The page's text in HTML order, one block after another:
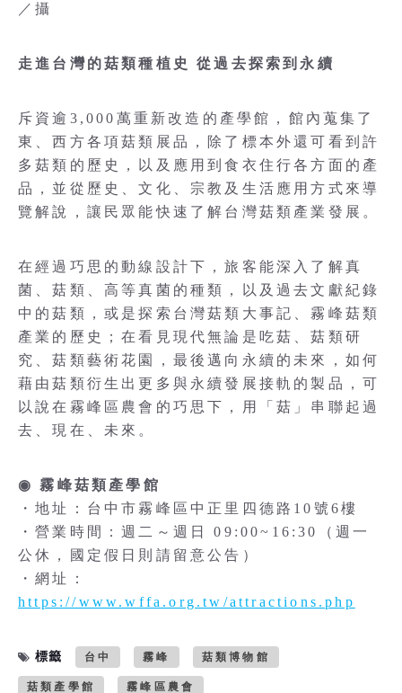
／攝
走進台灣的菇類種植史 從過去探索到永續
斥資逾3,000萬重新改造的產學館，館內蒐集了
東、西方各項菇類展品，除了標本外還可看到許
多菇類的歷史，以及應用到食衣住行各方面的產
品，並從歷史、文化、宗教及生活應用方式來導
覽解說，讓民眾能快速了解台灣菇類產業發展。
在經過巧思的動線設計下，旅客能深入了解真
菌、菇類、高等真菌的種類，以及過去文獻紀錄
中的菇類，或是探索台灣菇類大事記、霧峰菇類
產業的歷史；在看見現代無論是吃菇、菇類研
究、菇類藝術花園，最後邁向永續的未來，如何
藉由菇類衍生出更多與永續發展接軌的製品，可
以說在霧峰區農會的巧思下，用「菇」串聯起過
去、現在、未來。
◉ 霧峰菇類產學館
・地址：台中市霧峰區中正里四德路10號6樓
・營業時間：週二～週日 09:00~16:30（週一
公休，國定假日則請留意公告）
・網址：
https://www.wffa.org.tw/attractions.php
標籤 台中 霧峰 菇類博物館
菇類產學館 霧峰區農會